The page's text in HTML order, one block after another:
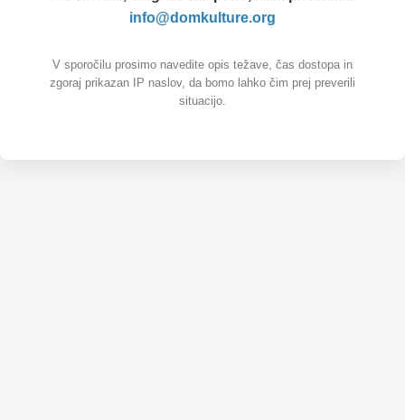
info@domkulture.org
V sporočilu prosimo navedite opis težave, čas dostopa in
zgoraj prikazan IP naslov, da bomo lahko čim prej preverili
situacijo.